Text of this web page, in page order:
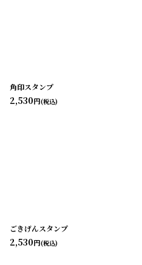
角印スタンプ
2,530円(税込)
ごきげんスタンプ
2,530円(税込)